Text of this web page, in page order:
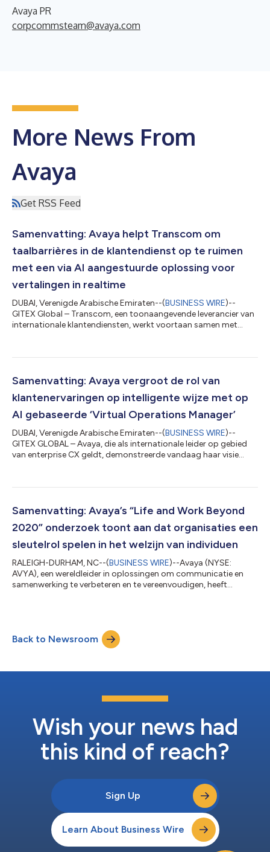
Avaya PR
corpcommsteam@avaya.com
More News From
Avaya
Get RSS Feed
Samenvatting: Avaya helpt Transcom om
taalbarrières in de klantendienst op te ruimen
met een via AI aangestuurde oplossing voor
vertalingen in realtime
DUBAI, Verenigde Arabische Emiraten--(BUSINESS WIRE)--
GITEX Global – Transcom, een toonaangevende leverancier van
internationale klantendiensten, werkt voortaan samen met
in realtime te creëren waarmee agenten van contactcenters
gesprekken kunnen voeren. Deze bekendmaking is officieel
geldend in de originele brontaal....
Samenvatting: Avaya vergroot de rol van
klantenervaringen op intelligente wijze met op
AI gebaseerde ‘Virtual Operations Manager’
DUBAI, Verenigde Arabische Emiraten--(BUSINESS WIRE)--
GITEX GLOBAL – Avaya, die als internationale leider op gebied
van enterprise CX geldt, demonstreerde vandaag haar visie
de schijnwerpers op de kunst van het mogelijke,
hoe samenwerking tussen menselijke en artificiële intelligentie
de manier waarop klantenervari...
Samenvatting: Avaya’s “Life and Work Beyond
2020” onderzoek toont aan dat organisaties een
sleutelrol spelen in het welzijn van individuen
RALEIGH-DURHAM, NC--(BUSINESS WIRE)--Avaya (NYSE:
AVYA), een wereldleider in oplossingen om communicatie en
samenwerking te verbeteren en te vereenvoudigen, heeft
werkleven het afgelopen jaar zijn veranderd. De Avaya-enquête
onthult een aanzienlijk verschil in geluk: slechts 27% van de
respondenten zei dat ze gelukkige...
Back to Newsroom
Wish your news had
this kind of reach?
Sign Up
Learn About Business Wire